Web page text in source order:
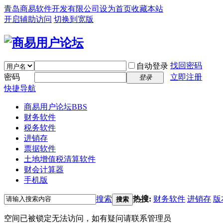
青岛商易软件开发有限公司 设为首页收藏本站
开启辅助访问 切换到宽版
自动登录 找回密码
密码
登录
立即注册
快捷导航
商易用户论坛BBS
财务软件
税务软件
进销存
票据软件
土地增值税清算软件
财会计算器
手机版
搜索 搜索 热搜: 财务软件 进销存 版
空间已被锁定无法访问，如有疑问请联系管理员